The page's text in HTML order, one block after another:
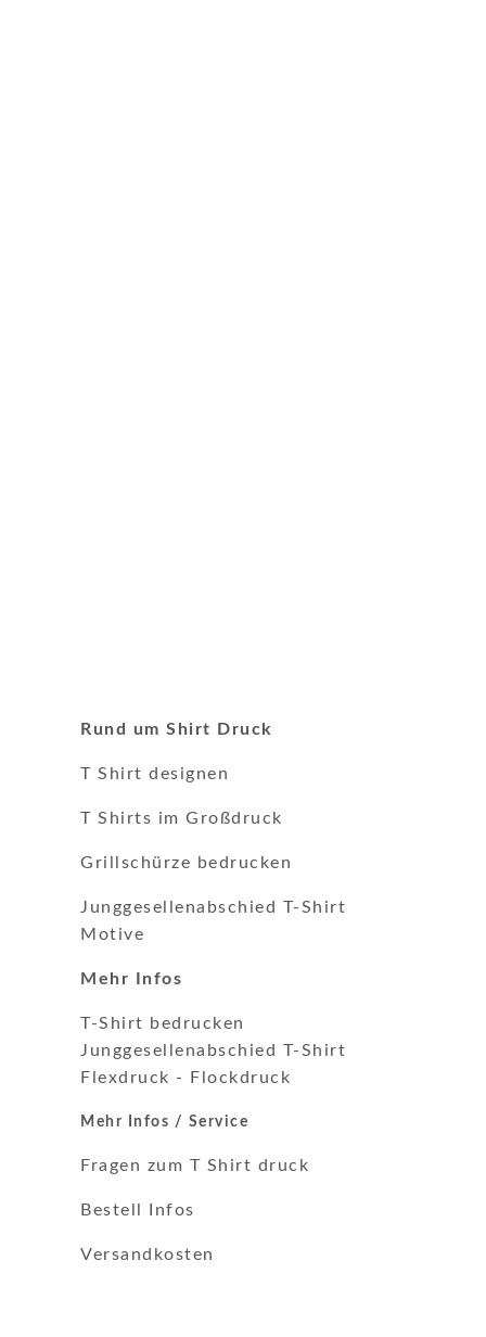
Rund um Shirt Druck
T Shirt designen
T Shirts im Großdruck
Grillschürze bedrucken
Junggesellenabschied T-Shirt
Motive
Mehr Infos
T-Shirt bedrucken
Junggesellenabschied T-Shirt
Flexdruck - Flockdruck
Mehr Infos / Service
Fragen zum T Shirt druck
Bestell Infos
Versandkosten